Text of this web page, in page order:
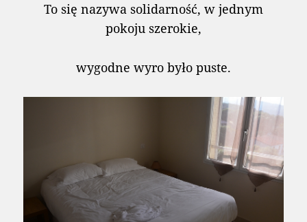
To się nazywa solidarność, w jednym
pokoju szerokie,
wygodne wyro było puste.